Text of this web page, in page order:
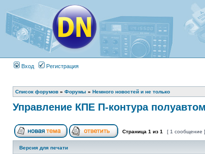
Вход Регистрация
Список форумов » Форумы » Немного новостей и не только
Управление КПЕ П-контура
Страница 1 из 1 [ 1 сообщение ]
Версия для печати